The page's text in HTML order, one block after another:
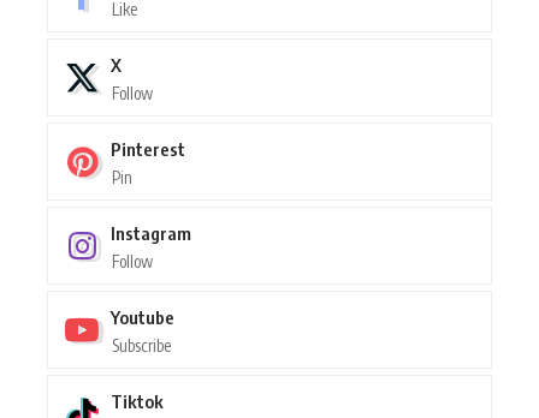
Like
X
Follow
Pinterest
Pin
Instagram
Follow
Youtube
Subscribe
Tiktok